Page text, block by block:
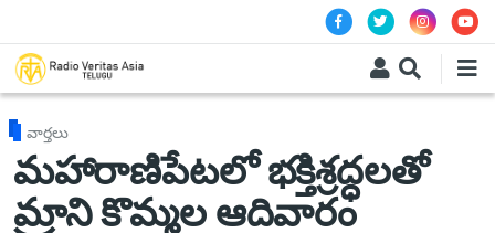
వార్తలు
మహారాణిపేటలో భక్తిశ్రద్ధలతో
మ్రాని కొమ్మల ఆదివారం